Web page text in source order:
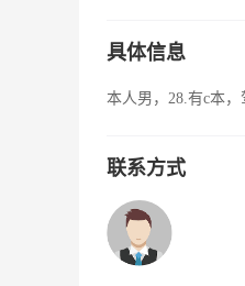
具体信息
本人男，28.有c本
联系方式